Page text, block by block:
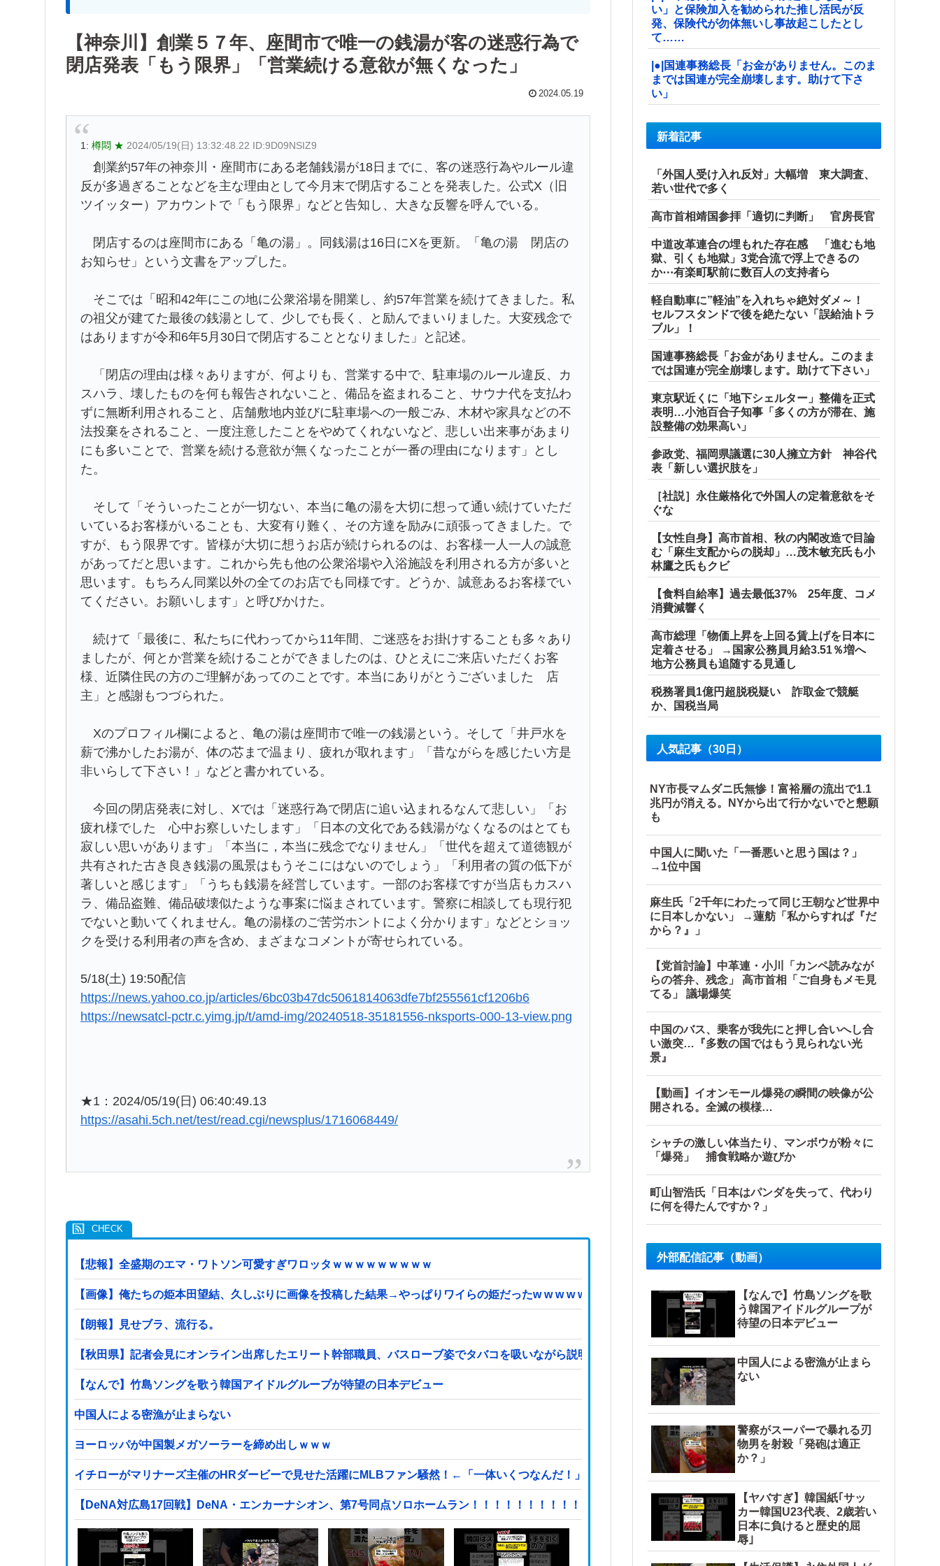
【神奈川】創業５７年、座間市で唯一の銭湯が客の迷惑行為で
閉店発表「もう限界」「営業続ける意欲が無くなった」
2024.05.19
1: 樽悶 ★ 2024/05/19(日) 13:32:48.22 ID:9D09NSIZ9
創業約57年の神奈川・座間市にある老舗銭湯が18日までに、客の迷惑行為やルール違
反が多過ぎることなどを主な理由として今月末で閉店することを発表した。公式X（旧
ツイッター）アカウントで「もう限界」などと告知し、大きな反響を呼んでいる。
閉店するのは座間市にある「亀の湯」。同銭湯は16日にXを更新。「亀の湯 閉店の
お知らせ」という文書をアップした。
そこでは「昭和42年にこの地に公衆浴場を開業し、約57年営業を続けてきました。私
の祖父が建てた最後の銭湯として、少しでも長く、と励んでまいりました。大変残念で
はありますが令和6年5月30日で閉店することとなりました」と記述。
「閉店の理由は様々ありますが、何よりも、営業する中で、駐車場のルール違反、カ
スハラ、壊したものを何も報告されないこと、備品を盗まれること、サウナ代を支払わ
ずに無断利用されること、店舗敷地内並びに駐車場への一般ごみ、木材や家具などの不
法投棄をされること、一度注意したことをやめてくれないなど、悲しい出来事があまり
にも多いことで、営業を続ける意欲が無くなったことが一番の理由になります」とし
た。
そして「そういったことが一切ない、本当に亀の湯を大切に想って通い続けていただ
いているお客様がいることも、大変有り難く、その方達を励みに頑張ってきました。で
すが、もう限界です。皆様が大切に想うお店が続けられるのは、お客様一人一人の誠意
があってだと思います。これから先も他の公衆浴場や入浴施設を利用される方が多いと
思います。もちろん同業以外の全てのお店でも同様です。どうか、誠意あるお客様でい
てください。お願いします」と呼びかけた。
続けて「最後に、私たちに代わってから11年間、ご迷惑をお掛けすることも多々あり
ましたが、何とか営業を続けることができましたのは、ひとえにご来店いただくお客
様、近隣住民の方のご理解があってのことです。本当にありがとうございました 店
主」と感謝もつづられた。
Xのプロフィル欄によると、亀の湯は座間市で唯一の銭湯という。そして「井戸水を
薪で沸かしたお湯が、体の芯まで温まり、疲れが取れます」「昔ながらを感じたい方是
非いらして下さい！」などと書かれている。
今回の閉店発表に対し、Xでは「迷惑行為で閉店に追い込まれるなんて悲しい」「お
疲れ様でした 心中お察しいたします」「日本の文化である銭湯がなくなるのはとても
寂しい思いがあります」「本当に，本当に残念でなりません」「世代を超えて道徳観が
共有された古き良き銭湯の風景はもうそこにはないのでしょう」「利用者の質の低下が
著しいと感じます」「うちも銭湯を経営しています。一部のお客様ですが当店もカスハ
ラ、備品盗難、備品破壊似たような事案に悩まされています。警察に相談しても現行犯
でないと動いてくれません。亀の湯様のご苦労ホントによく分かります」などとショッ
クを受ける利用者の声を含め、まざまなコメントが寄せられている。
5/18(土) 19:50配信
https://news.yahoo.co.jp/articles/6bc03b47dc5061814063dfe7bf255561cf1206b6
https://newsatcl-pctr.c.yimg.jp/t/amd-img/20240518-35181556-nksports-000-13-view.png
★1：2024/05/19(日) 06:40:49.13
https://asahi.5ch.net/test/read.cgi/newsplus/1716068449/
【悲報】全盛期のエマ・ワトソン可愛すぎワロッタｗｗｗｗｗｗｗｗｗ
【画像】俺たちの姫本田望結、久しぶりに画像を投稿した結果→やっぱりワイらの姫だったw w w w w w w w w w
【朗報】見せブラ、流行る。
【秋田県】記者会見にオンライン出席したエリート幹部職員、バスローブ姿でタバコを吸いながら説明 県が聞き取りへ
【なんで】竹島ソングを歌う韓国アイドルグループが待望の日本デビュー
中国人による密漁が止まらない
ヨーロッパが中国製メガソーラーを締め出しｗｗｗ
イチローがマリナーズ主催のHRダービーで見せた活躍にMLBファン騒然！←「一体いくつなんだ！」（海外の反応）
【DeNA対広島17回戦】DeNA・エンカーナシオン、第7号同点ソロホームラン！！！！！！！！！！！！！！！他
い」と保険加入を勧められた推し活民が反
発、保険代が勿体無いし事故起こしたとし
て……
|●|国連事務総長「お金がありません。このま
までは国連が完全崩壊します。助けて下さ
い」
新着記事
「外国人受け入れ反対」大幅増 東大調査、
若い世代で多く
高市首相靖国参拝「適切に判断」 官房長官
中道改革連合の埋もれた存在感 「進むも地
獄、引くも地獄」3党合流で浮上できるの
か⋯有楽町駅前に数百人の支持者ら
軽自動車に”軽油”を入れちゃ絶対ダメ～！
セルフスタンドで後を絶たない「誤給油トラ
ブル」！
国連事務総長「お金がありません。このまま
では国連が完全崩壊します。助けて下さい」
東京駅近くに「地下シェルター」整備を正式
表明…小池百合子知事「多くの方が滞在、施
設整備の効果高い」
参政党、福岡県議選に30人擁立方針 神谷代
表「新しい選択肢を」
［社説］永住厳格化で外国人の定着意欲をそ
ぐな
【女性自身】高市首相、秋の内閣改造で目論
む「麻生支配からの脱却」…茂木敏充氏も小
林鷹之氏もクビ
【食料自給率】過去最低37% 25年度、コメ
消費減響く
高市総理「物価上昇を上回る賃上げを日本に
定着させる」 →国家公務員月給3.51％増へ
地方公務員も追随する見通し
税務署員1億円超脱税疑い 詐取金で競艇
か、国税当局
人気記事（30日）
NY市長マムダニ氏無惨！富裕層の流出で1.1
兆円が消える。NYから出て行かないでと懇願
も
中国人に聞いた「一番悪いと思う国は？」
→1位中国
麻生氏「2千年にわたって同じ王朝など世界中
に日本しかない」 →蓮舫「私からすれば『だ
から？』」
【党首討論】中革連・小川「カンペ読みなが
らの答弁、残念」 高市首相「ご自身もメモ見
てる」 議場爆笑
中国のバス、乗客が我先にと押し合いへし合
い激突…『多数の国ではもう見られない光
景』
【動画】イオンモール爆発の瞬間の映像が公
開される。全滅の模様…
シャチの激しい体当たり、マンボウが粉々に
「爆発」 捕食戦略か遊びか
町山智浩氏「日本はパンダを失って、代わり
に何を得たんですか？」
外部配信記事（動画）
【なんで】竹島ソングを歌
う韓国アイドルグループが
待望の日本デビュー
中国人による密漁が止まら
ない
警察がスーパーで暴れる刃
物男を射殺「発砲は適正
か？」
【ヤバすぎ】韓国紙｢サッ
カー韓国U23代表、2歳若い
日本に負けると歴史的屈
辱｣